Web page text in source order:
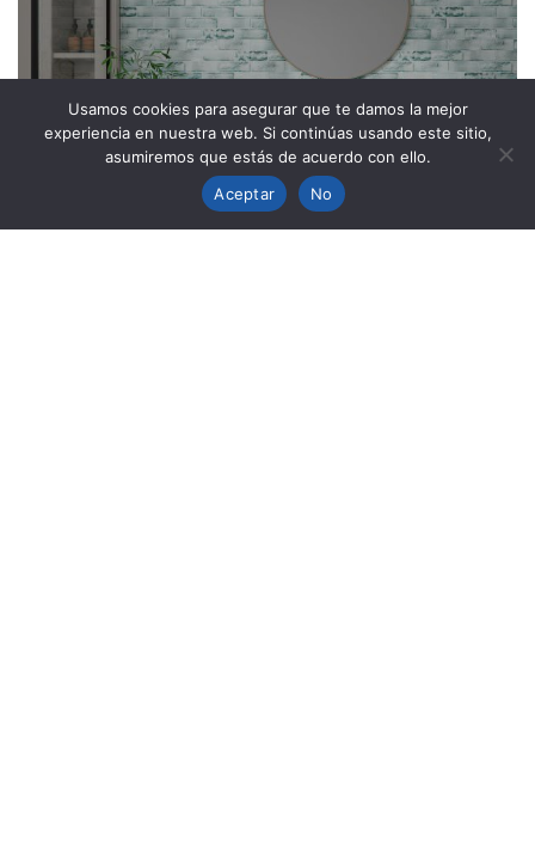
SPACE
Usamos cookies para asegurar que te damos la mejor
experiencia en nuestra web. Si continúas usando este sitio,
asumiremos que estás de acuerdo con ello.
Aceptar
No